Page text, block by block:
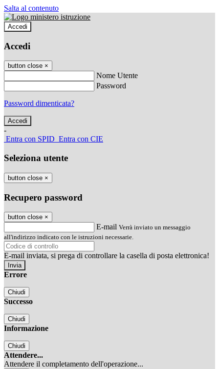
Salta al contenuto
Accedi
Accedi
button close ×
Nome Utente
Password
Password dimenticata?
-
Entra con SPID Entra con CIE
Seleziona utente
button close ×
Recupero password
button close ×
E-mail Verrà inviato un messaggio
all'indirizzo indicato con le istruzioni necessarie.
E-mail inviata, si prega di controllare la casella di posta elettronica!
Errore
Chiudi
Successo
Chiudi
Informazione
Chiudi
Attendere...
Attendere il completamento dell'operazione...